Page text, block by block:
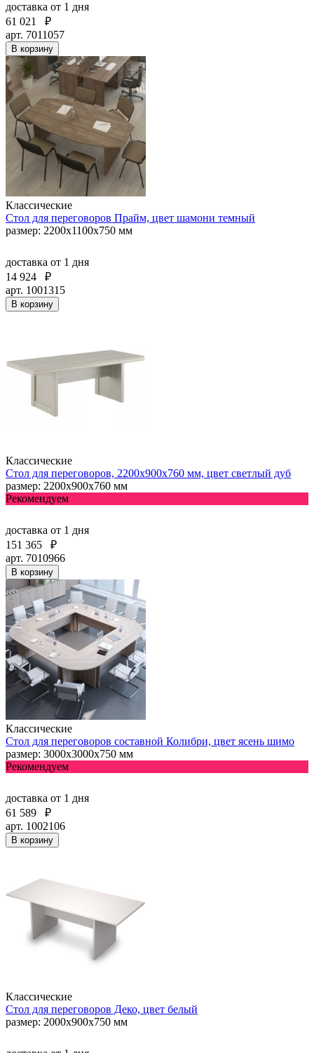
доставка от 1 дня
61 021
₽
арт. 7011057
В корзину
Классические
Стол для переговоров Прайм, цвет шамони темный
размер: 2200x1100x750 мм
доставка от 1 дня
14 924
₽
арт. 1001315
В корзину
Классические
Стол для переговоров, 2200x900x760 мм, цвет светлый дуб
размер: 2200x900x760 мм
Рекомендуем
доставка от 1 дня
151 365
₽
арт. 7010966
В корзину
Классические
Стол для переговоров составной Колибри, цвет ясень шимо
размер: 3000x3000x750 мм
Рекомендуем
доставка от 1 дня
61 589
₽
арт. 1002106
В корзину
Классические
Стол для переговоров Деко, цвет белый
размер: 2000х900х750 мм